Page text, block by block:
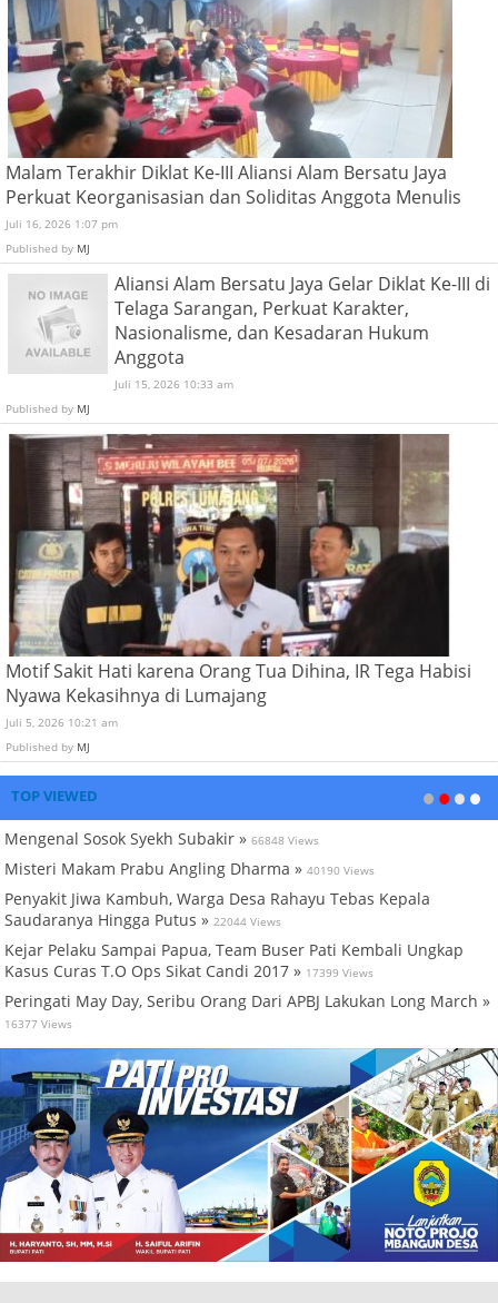
Malam Terakhir Diklat Ke-III Aliansi Alam Bersatu Jaya
Perkuat Keorganisasian dan Soliditas Anggota Menulis
Juli 16, 2026 1:07 pm
Published by MJ
Aliansi Alam Bersatu Jaya Gelar Diklat Ke-III di
Telaga Sarangan, Perkuat Karakter,
Nasionalisme, dan Kesadaran Hukum
Anggota
Juli 15, 2026 10:33 am
Published by MJ
Motif Sakit Hati karena Orang Tua Dihina, IR Tega Habisi
Nyawa Kekasihnya di Lumajang
Juli 5, 2026 10:21 am
Published by MJ
TOP VIEWED
Mengenal Sosok Syekh Subakir » 66848 Views
Misteri Makam Prabu Angling Dharma » 40190 Views
Penyakit Jiwa Kambuh, Warga Desa Rahayu Tebas Kepala
Saudaranya Hingga Putus » 22044 Views
Kejar Pelaku Sampai Papua, Team Buser Pati Kembali Ungkap
Kasus Curas T.O Ops Sikat Candi 2017 » 17399 Views
Peringati May Day, Seribu Orang Dari APBJ Lakukan Long March »
16377 Views